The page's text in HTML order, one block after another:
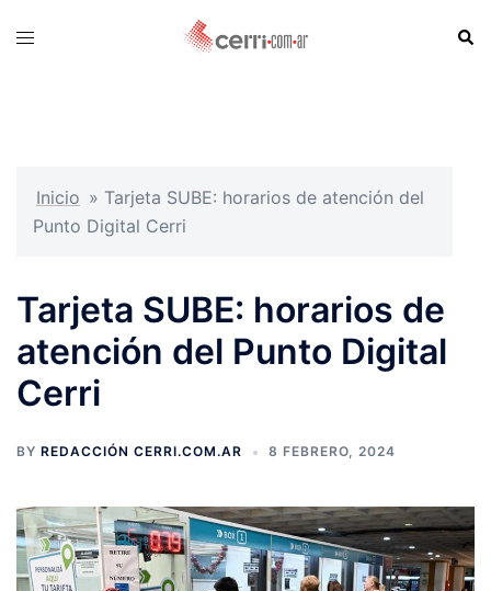
Toggle
Inicio » Tarjeta SUBE: horarios de atención del
Punto Digital Cerri
Tarjeta SUBE: horarios de
atención del Punto Digital
Cerri
BY REDACCIÓN CERRI.COM.AR 8 FEBRERO, 2024